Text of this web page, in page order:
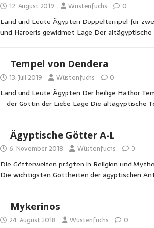
12. August 2019 Wüstenfuchs 0
Land und Leute Ägypten Doppeltempel für
und Haroeris gewidmet Lage Der
Tempel von Dendera
13. Juli 2019 Wüstenfuchs 0
Land und Leute Ägypten Der heilige Hathor
– der Göttin der Liebe Lage Die altägyptische
Ägyptische Götter A-L
6. November 2018 Wüstenfuchs 0
Die Götterwelten prägten in Religion und
Die wichtigsten Gottheiten der ägyptischen
Mykerinos
24. August 2018 Wüstenfuchs 0